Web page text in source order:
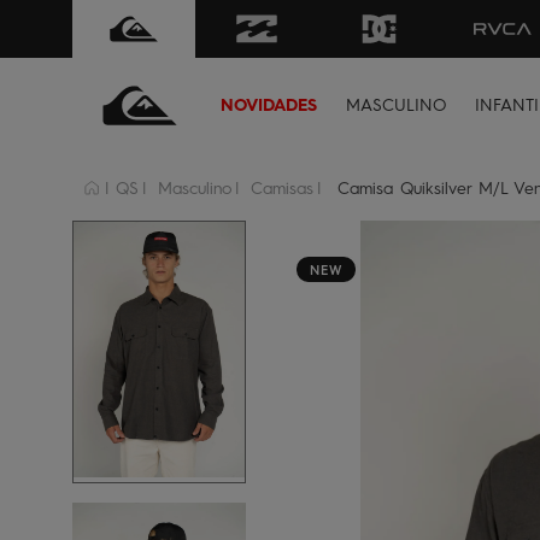
FRETE GRÁTIS para todo Brasil
NOVIDADES MASCULINO
QS Masculino Camisas Camisa Quiksilver M/L
NEW